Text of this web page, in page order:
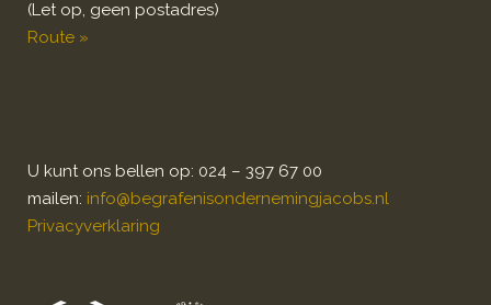
(Let op, geen postadres)
Route »
U kunt ons bellen op: 024 – 397 67 00
mailen: info@begrafenisondernemingjacobs.nl
Privacyverklaring